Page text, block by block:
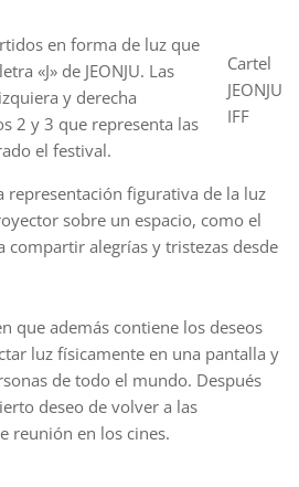
Cartel
JEONJU
IFF
en forma de luz que
«J» de JEONJU. Las
y derecha
2 y 3 que representa las
el festival.
representación figurativa de la luz
sobre un espacio, como el
alegrías y tristezas desde
que además contiene los deseos
luz físicamente en una pantalla y
de todo el mundo. Después
deseo de volver a las
reunión en los cines.